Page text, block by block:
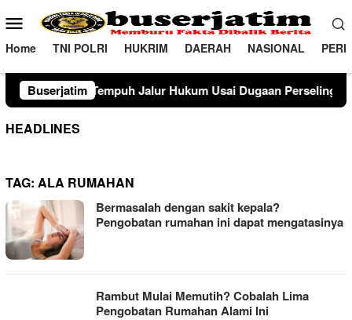
ke
konten
Menu
Mobile
Home TNI POLRI HUKRIM DAERAH NASIONAL
Buserjatim
Jalur Hukum Usai Dugaan Perselingkuhan Suami di
HEADLINES
TAG: ALA RUMAHAN
Bermasalah dengan sakit kepala?
Pengobatan rumahan ini dapat mengatasinya
Rambut Mulai Memutih? Cobalah Lima
Pengobatan Rumahan Alami Ini